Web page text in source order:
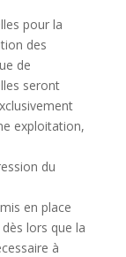
pour la
des
de
seront
exploitation,
du
en place
lors que la
à